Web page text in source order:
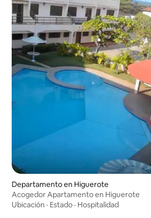
Departamento en Higuerote
Acogedor Apartamento en Higuerote
Ubicación · Estado · Hospitalidad